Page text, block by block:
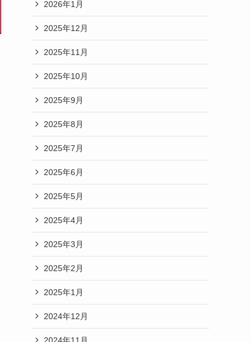
2026年1月
2025年12月
2025年11月
2025年10月
2025年9月
2025年8月
2025年7月
2025年6月
2025年5月
2025年4月
2025年3月
2025年2月
2025年1月
2024年12月
2024年11月